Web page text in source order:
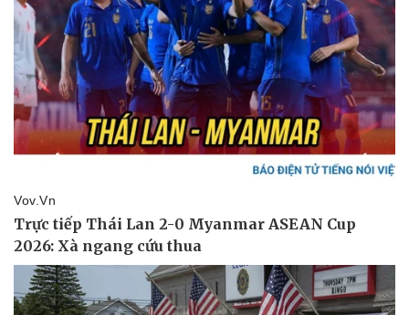
Thể thao
Bóng đá
Lịch thi đấu bóng đá
Thế giới thể thao
eSports
Hậu trường
Ô tô - Xe máy
Ô tô
Xe máy
Tư vấn